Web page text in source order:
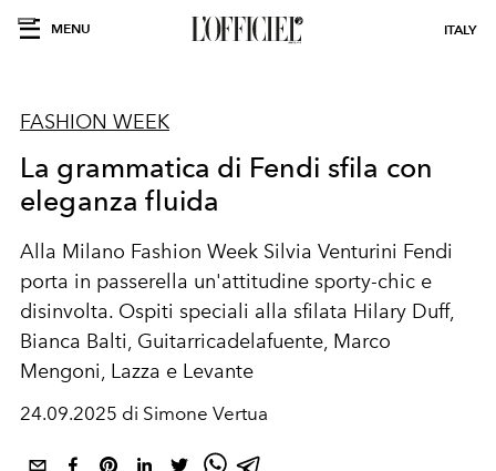
MENU ITALY
FASHION WEEK
La grammatica di Fendi sfila con
eleganza fluida
Alla Milano Fashion Week Silvia Venturini Fendi
porta in passerella un'attitudine sporty-chic e
disinvolta. Ospiti speciali alla sfilata Hilary Duff,
Bianca Balti, Guitarricadelafuente, Marco
Mengoni, Lazza e Levante
24.09.2025 di Simone Vertua